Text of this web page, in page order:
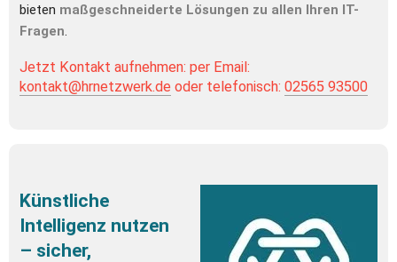
bieten maßgeschneiderte Lösungen zu allen Ihren IT-
Fragen.
kontakt@hrnetzwerk.de oder telefonisch: 02565 93500
Künstliche
Intelligenz nutzen
– sicher,